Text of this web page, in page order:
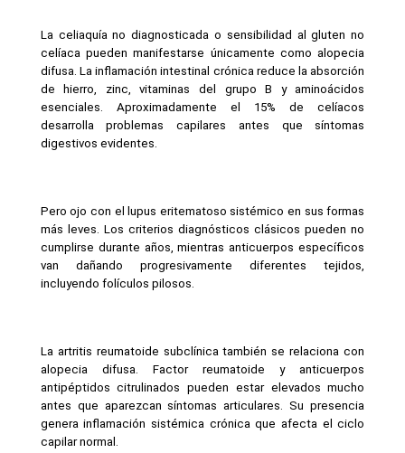
La celiaquía no diagnosticada o sensibilidad al gluten no
celíaca pueden manifestarse únicamente como alopecia
difusa. La inflamación intestinal crónica reduce la absorción
de hierro, zinc, vitaminas del grupo B y aminoácidos
esenciales. Aproximadamente el 15% de celíacos
desarrolla problemas capilares antes que síntomas
digestivos evidentes.
Pero ojo con el lupus eritematoso sistémico en sus formas
más leves. Los criterios diagnósticos clásicos pueden no
cumplirse durante años, mientras anticuerpos específicos
van dañando progresivamente diferentes tejidos,
incluyendo folículos pilosos.
La artritis reumatoide subclínica también se relaciona con
alopecia difusa. Factor reumatoide y anticuerpos
antipéptidos citrulinados pueden estar elevados mucho
antes que aparezcan síntomas articulares. Su presencia
genera inflamación sistémica crónica que afecta el ciclo
capilar normal.